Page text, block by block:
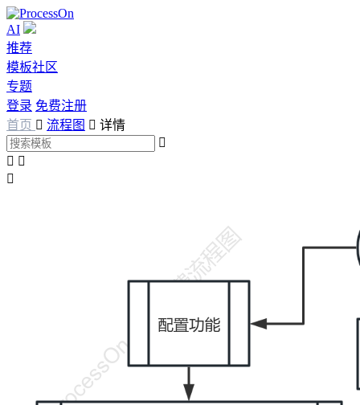
AI
推荐
模板社区
专题
登录 免费注册
首页  流程图  详情

 
